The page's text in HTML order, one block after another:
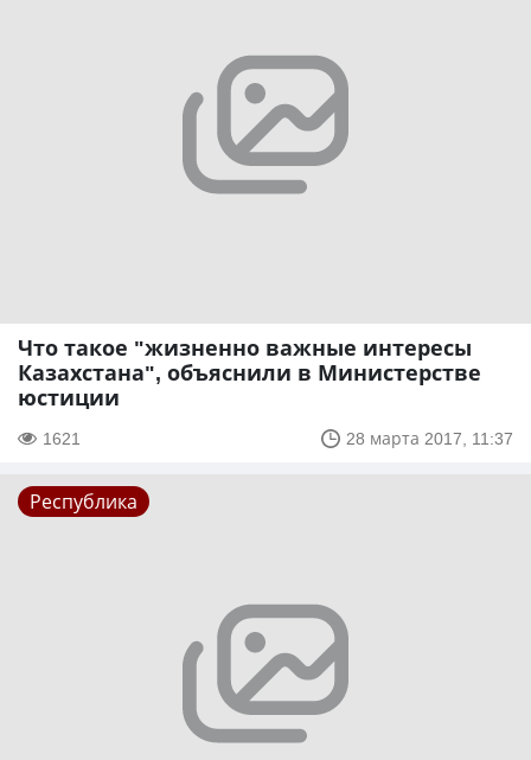
Что такое "жизненно важные интересы
Казахстана", объяснили в Министерстве
юстиции
1621 28 марта 2017, 11:37
Республика